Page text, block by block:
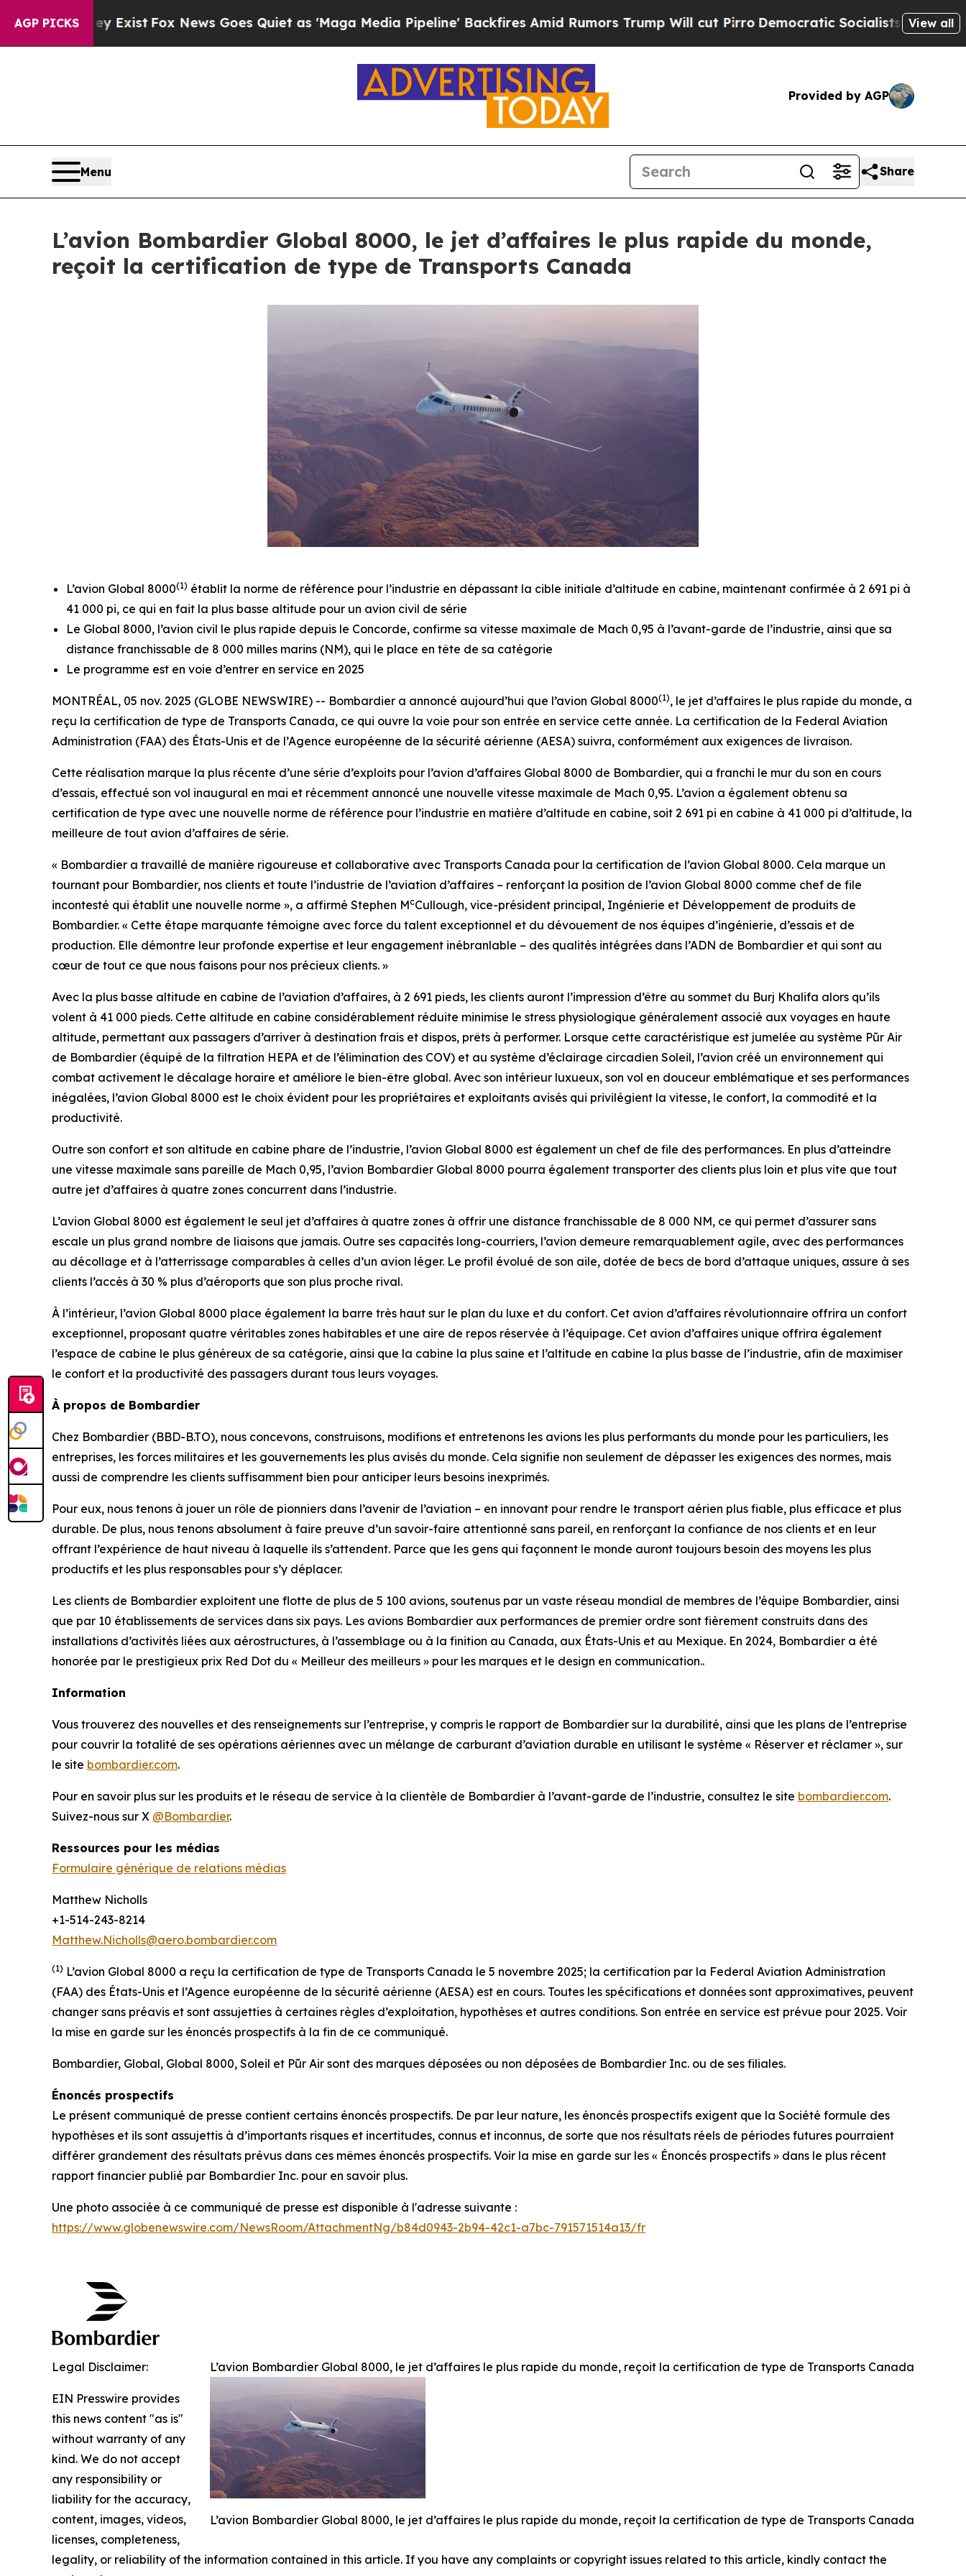
AGP PICKS
Exist Fox News Goes Quiet as 'Maga Media Pipeline' Backfires Amid Rumors Trump Will cut PirroDemocratic Socialists of America ProposeView all
Provided by AGP
Menu Share
L’avion Bombardier Global 8000, le jet d’affaires le plus rapide du monde,
reçoit la certification de type de Transports Canada
L’avion Global 8000(1) établit la norme de référence pour l’industrie en dépassant la cible initiale d’altitude en cabine, maintenant confirmée à 2 691 pi à
41 000 pi, ce qui en fait la plus basse altitude pour un avion civil de série
Le Global 8000, l’avion civil le plus rapide depuis le Concorde, confirme sa vitesse maximale de Mach 0,95 à l’avant-garde de l’industrie, ainsi que sa
distance franchissable de 8 000 milles marins (NM), qui le place en tête de sa catégorie
Le programme est en voie d’entrer en service en 2025
MONTRÉAL, 05 nov. 2025 (GLOBE NEWSWIRE) -- Bombardier a annoncé aujourd’hui que l’avion Global 8000(1), le jet d’affaires le plus rapide du monde, a
reçu la certification de type de Transports Canada, ce qui ouvre la voie pour son entrée en service cette année. La certification de la Federal Aviation
Administration (FAA) des États-Unis et de l’Agence européenne de la sécurité aérienne (AESA) suivra, conformément aux exigences de livraison.
Cette réalisation marque la plus récente d’une série d’exploits pour l’avion d’affaires Global 8000 de Bombardier, qui a franchi le mur du son en cours
d’essais, effectué son vol inaugural en mai et récemment annoncé une nouvelle vitesse maximale de Mach 0,95. L’avion a également obtenu sa
certification de type avec une nouvelle norme de référence pour l’industrie en matière d’altitude en cabine, soit 2 691 pi en cabine à 41 000 pi d’altitude, la
meilleure de tout avion d’affaires de série.
« Bombardier a travaillé de manière rigoureuse et collaborative avec Transports Canada pour la certification de l’avion Global 8000. Cela marque un
tournant pour Bombardier, nos clients et toute l’industrie de l’aviation d’affaires – renforçant la position de l’avion Global 8000 comme chef de file
incontesté qui établit une nouvelle norme », a affirmé Stephen McCullough, vice-président principal, Ingénierie et Développement de produits de
Bombardier. « Cette étape marquante témoigne avec force du talent exceptionnel et du dévouement de nos équipes d’ingénierie, d’essais et de
production. Elle démontre leur profonde expertise et leur engagement inébranlable – des qualités intégrées dans l’ADN de Bombardier et qui sont au
cœur de tout ce que nous faisons pour nos précieux clients. »
Avec la plus basse altitude en cabine de l’aviation d’affaires, à 2 691 pieds, les clients auront l’impression d’être au sommet du Burj Khalifa alors qu’ils
volent à 41 000 pieds. Cette altitude en cabine considérablement réduite minimise le stress physiologique généralement associé aux voyages en haute
altitude, permettant aux passagers d’arriver à destination frais et dispos, prêts à performer. Lorsque cette caractéristique est jumelée au système Pũr Air
de Bombardier (équipé de la filtration HEPA et de l’élimination des COV) et au système d’éclairage circadien Soleil, l’avion créé un environnement qui
combat activement le décalage horaire et améliore le bien-être global. Avec son intérieur luxueux, son vol en douceur emblématique et ses performances
inégalées, l’avion Global 8000 est le choix évident pour les propriétaires et exploitants avisés qui privilégient la vitesse, le confort, la commodité et la
productivité.
Outre son confort et son altitude en cabine phare de l’industrie, l’avion Global 8000 est également un chef de file des performances. En plus d’atteindre
une vitesse maximale sans pareille de Mach 0,95, l’avion Bombardier Global 8000 pourra également transporter des clients plus loin et plus vite que tout
autre jet d’affaires à quatre zones concurrent dans l’industrie.
L’avion Global 8000 est également le seul jet d’affaires à quatre zones à offrir une distance franchissable de 8 000 NM, ce qui permet d’assurer sans
escale un plus grand nombre de liaisons que jamais. Outre ses capacités long-courriers, l’avion demeure remarquablement agile, avec des performances
au décollage et à l’atterrissage comparables à celles d’un avion léger. Le profil évolué de son aile, dotée de becs de bord d’attaque uniques, assure à ses
clients l’accès à 30 % plus d’aéroports que son plus proche rival.
À l’intérieur, l’avion Global 8000 place également la barre très haut sur le plan du luxe et du confort. Cet avion d’affaires révolutionnaire offrira un confort
exceptionnel, proposant quatre véritables zones habitables et une aire de repos réservée à l’équipage. Cet avion d’affaires unique offrira également
l’espace de cabine le plus généreux de sa catégorie, ainsi que la cabine la plus saine et l’altitude en cabine la plus basse de l’industrie, afin de maximiser
le confort et la productivité des passagers durant tous leurs voyages.
À propos de Bombardier
Chez Bombardier (BBD-B.TO), nous concevons, construisons, modifions et entretenons les avions les plus performants du monde pour les particuliers, les
entreprises, les forces militaires et les gouvernements les plus avisés du monde. Cela signifie non seulement de dépasser les exigences des normes, mais
aussi de comprendre les clients suffisamment bien pour anticiper leurs besoins inexprimés.
Pour eux, nous tenons à jouer un rôle de pionniers dans l’avenir de l’aviation – en innovant pour rendre le transport aérien plus fiable, plus efficace et plus
durable. De plus, nous tenons absolument à faire preuve d’un savoir-faire attentionné sans pareil, en renforçant la confiance de nos clients et en leur
offrant l’expérience de haut niveau à laquelle ils s’attendent. Parce que les gens qui façonnent le monde auront toujours besoin des moyens les plus
productifs et les plus responsables pour s’y déplacer.
Les clients de Bombardier exploitent une flotte de plus de 5 100 avions, soutenus par un vaste réseau mondial de membres de l’équipe Bombardier, ainsi
que par 10 établissements de services dans six pays. Les avions Bombardier aux performances de premier ordre sont fièrement construits dans des
installations d’activités liées aux aérostructures, à l’assemblage ou à la finition au Canada, aux États-Unis et au Mexique. En 2024, Bombardier a été
honorée par le prestigieux prix Red Dot du « Meilleur des meilleurs » pour les marques et le design en communication..
Information
Vous trouverez des nouvelles et des renseignements sur l’entreprise, y compris le rapport de Bombardier sur la durabilité, ainsi que les plans de l’entreprise
pour couvrir la totalité de ses opérations aériennes avec un mélange de carburant d’aviation durable en utilisant le système « Réserver et réclamer », sur
le site bombardier.com.
Pour en savoir plus sur les produits et le réseau de service à la clientèle de Bombardier à l’avant-garde de l’industrie, consultez le site bombardier.com.
Suivez-nous sur X @Bombardier.
Ressources pour les médias
Formulaire générique de relations médias
Matthew Nicholls
+1-514-243-8214
Matthew.Nicholls@aero.bombardier.com
(1) L’avion Global 8000 a reçu la certification de type de Transports Canada le 5 novembre 2025; la certification par la Federal Aviation Administration
(FAA) des États-Unis et l’Agence européenne de la sécurité aérienne (AESA) est en cours. Toutes les spécifications et données sont approximatives, peuvent
changer sans préavis et sont assujetties à certaines règles d’exploitation, hypothèses et autres conditions. Son entrée en service est prévue pour 2025. Voir
la mise en garde sur les énoncés prospectifs à la fin de ce communiqué.
Bombardier, Global, Global 8000, Soleil et Pũr Air sont des marques déposées ou non déposées de Bombardier Inc. ou de ses filiales.
Énoncés prospectifs
Le présent communiqué de presse contient certains énoncés prospectifs. De par leur nature, les énoncés prospectifs exigent que la Société formule des
hypothèses et ils sont assujettis à d’importants risques et incertitudes, connus et inconnus, de sorte que nos résultats réels de périodes futures pourraient
différer grandement des résultats prévus dans ces mêmes énoncés prospectifs. Voir la mise en garde sur les « Énoncés prospectifs » dans le plus récent
rapport financier publié par Bombardier Inc. pour en savoir plus.
Une photo associée à ce communiqué de presse est disponible à l'adresse suivante :
https://www.globenewswire.com/NewsRoom/AttachmentNg/b84d0943-2b94-42c1-a7bc-791571514a13/fr
L’avion Bombardier Global 8000, le jet d’affaires le plus rapide du monde, reçoit la certification de type de Transports Canada
L’avion Bombardier Global 8000, le jet d’affaires le plus rapide du monde, reçoit la certification de type de Transports Canada
Legal Disclaimer:
EIN Presswire provides
this news content "as is"
without warranty of any
kind. We do not accept
any responsibility or
liability for the accuracy,
content, images, videos,
licenses, completeness,
legality, or reliability of the information contained in this article. If you have any complaints or copyright issues related to this article, kindly contact the